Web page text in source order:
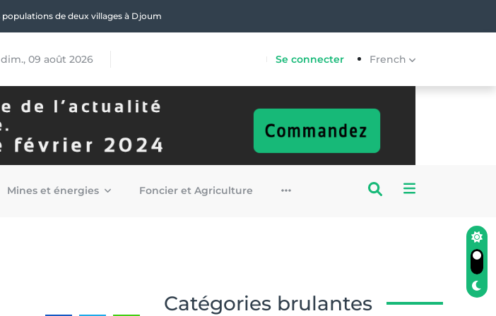
dim., 09 août 2026 Se connecter French
Mines et énergies Foncier et Agriculture
Catégories brulantes